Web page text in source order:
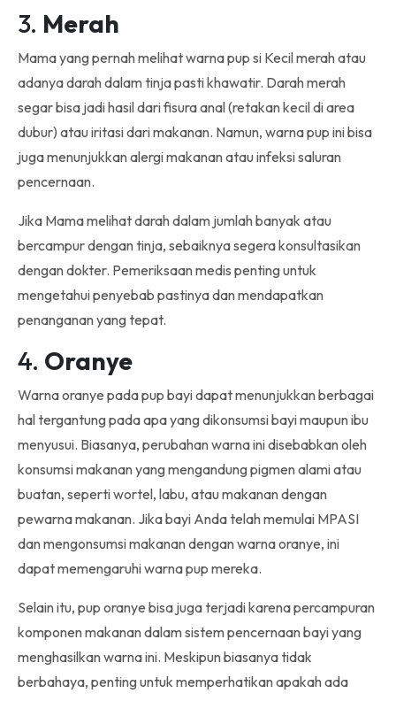
3. Merah
Mama yang pernah melihat warna pup si Kecil merah atau
adanya darah dalam tinja pasti khawatir. Darah merah
segar bisa jadi hasil dari fisura anal (retakan kecil di area
dubur) atau iritasi dari makanan. Namun, warna pup ini bisa
juga menunjukkan alergi makanan atau infeksi saluran
pencernaan.
Jika Mama melihat darah dalam jumlah banyak atau
bercampur dengan tinja, sebaiknya segera konsultasikan
dengan dokter. Pemeriksaan medis penting untuk
mengetahui penyebab pastinya dan mendapatkan
penanganan yang tepat.
4. Oranye
Warna oranye pada pup bayi dapat menunjukkan berbagai
hal tergantung pada apa yang dikonsumsi bayi maupun ibu
menyusui. Biasanya, perubahan warna ini disebabkan oleh
konsumsi makanan yang mengandung pigmen alami atau
buatan, seperti wortel, labu, atau makanan dengan
pewarna makanan. Jika bayi Anda telah memulai MPASI
dan mengonsumsi makanan dengan warna oranye, ini
dapat memengaruhi warna pup mereka.
Selain itu, pup oranye bisa juga terjadi karena percampuran
komponen makanan dalam sistem pencernaan bayi yang
menghasilkan warna ini. Meskipun biasanya tidak
berbahaya, penting untuk memperhatikan apakah ada